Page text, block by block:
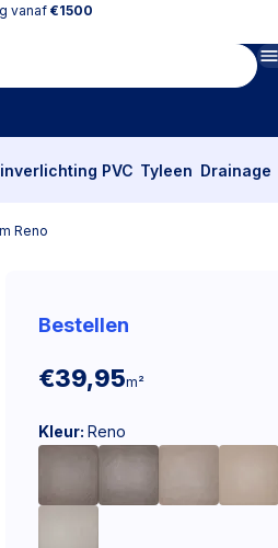
vanaf €1500
PVC Tyleen Drainage
Reno
Bestellen
€39,95m²
Kleur: Reno